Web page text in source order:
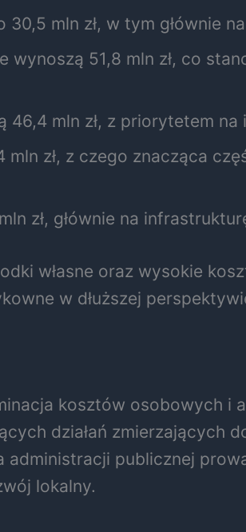
mln zł, w tym głównie
wynoszą 51,8 mln zł, co
46,4 mln zł, z priorytetem
zł, z czego znacząca
zł, głównie na
własne oraz wysokie
w dłuższej
kosztów osobowych i
działań zmierzających
administracji publicznej
lokalny.